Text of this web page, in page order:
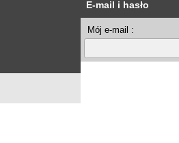
E-mail i hasło
Mój e-mail :